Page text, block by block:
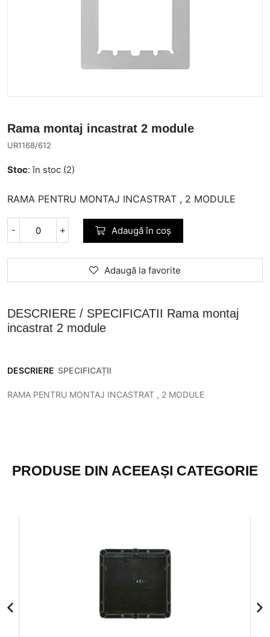
Rama montaj incastrat 2 module
UR1168/612
Stoc: în stoc (2)
RAMA PENTRU MONTAJ INCASTRAT , 2 MODULE
- + Adaugă în coș
Adaugă la favorite
DESCRIERE / SPECIFICATII Rama montaj
incastrat 2 module
DESCRIERE SPECIFICAȚII
RAMA PENTRU MONTAJ INCASTRAT , 2 MODULE
PRODUSE DIN ACEEAȘI CATEGORIE